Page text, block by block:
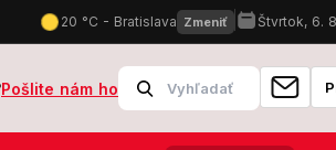
Hrozia ďalšie PRÍVALY skazy? FOTO
Pošlite nám ho